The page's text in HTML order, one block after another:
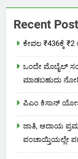
Recent
ಕೇವಲ ₹436ಕ್ಕೆ
ಒಂದೇ ಮೊಬೈಲ್
ಮಾಡಬಹುದು
ಪಿಎಂ ಕಿಸಾನ್
ಜಾತಿ, ಆದಾಯ
ಪಂಚಾಯ್ತಿಯಲ್ಲೇ